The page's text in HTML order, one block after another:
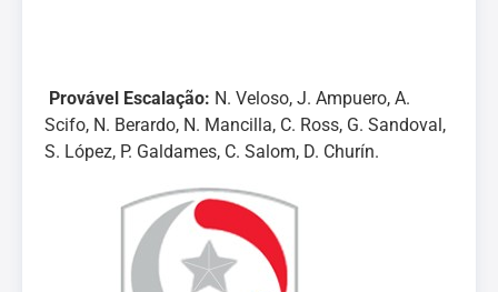
Provável Escalação: N. Veloso, J. Ampuero, A.
Scifo, N. Berardo, N. Mancilla, C. Ross, G. Sandoval,
S. López, P. Galdames, C. Salom, D. Churín.